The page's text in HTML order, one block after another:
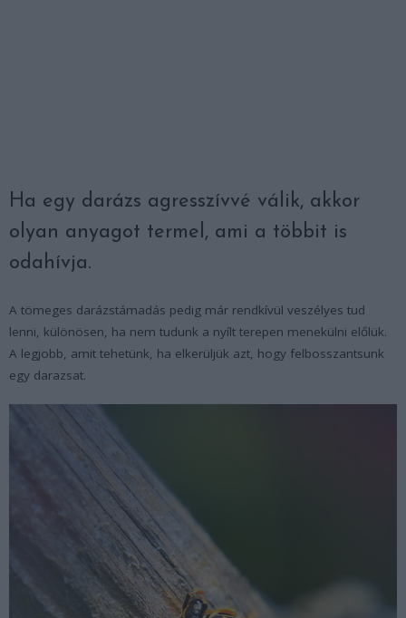
Ha egy darázs agresszívvé válik, akkor
olyan anyagot termel, ami a többit is
odahívja.
A tömeges darázstámadás pedig már rendkívül veszélyes tud
lenni, különösen, ha nem tudunk a nyílt terepen menekülni előlük.
A legjobb, amit tehetünk, ha elkerüljük azt, hogy felbosszantsunk
egy darazsat.